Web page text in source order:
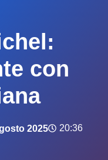
con
2025
20:36